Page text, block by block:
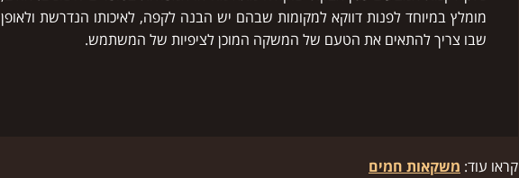
מומלץ במיוחד לפנות דווקא למקומות שבהם יש הבנה לקפה, לאיכותו הנדרשת ולאופן
שבו צריך להתאים את הטעם של המשקה המוכן לציפיות של המשתמש.
קראו עוד: משקאות חמים